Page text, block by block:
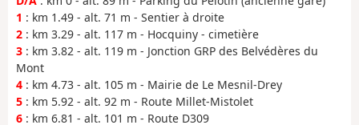
1 : km 1.49 - alt. 71 m - Sentier à droite
2 : km 3.29 - alt. 117 m - Hocquiny - cimetière
3 : km 3.82 - alt. 119 m - Jonction GRP des Belvédères du
Mont
4 : km 4.73 - alt. 105 m - Mairie de Le Mesnil-Drey
5 : km 5.92 - alt. 92 m - Route Millet-Mistolet
6 : km 6.81 - alt. 101 m - Route D309